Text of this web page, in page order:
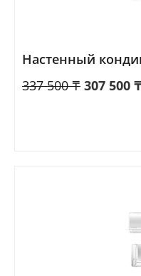
Настенный
337 500 ₸ 307 500